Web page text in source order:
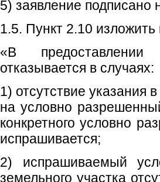
5) заявление
1.5. Пункт 2.10 изложить
«В предоставлении
отказывается в случаях:
1) отсутствие указания
на условно
конкретного условно
испрашивается;
2) испрашиваемый
земельного участка